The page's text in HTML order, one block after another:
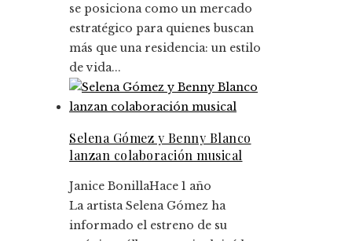
se posiciona como un mercado
estratégico para quienes buscan
más que una residencia: un estilo
de vida...
Selena Gómez y Benny Blanco
lanzan colaboración musical
Janice BonillaHace 1 año
La artista Selena Gómez ha
informado el estreno de su